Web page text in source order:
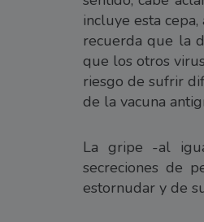
incluye esta
recuerda que la
que los otros
riesgo de sufrir
de la vacuna
La gripe -al
secreciones de
estornudar y de